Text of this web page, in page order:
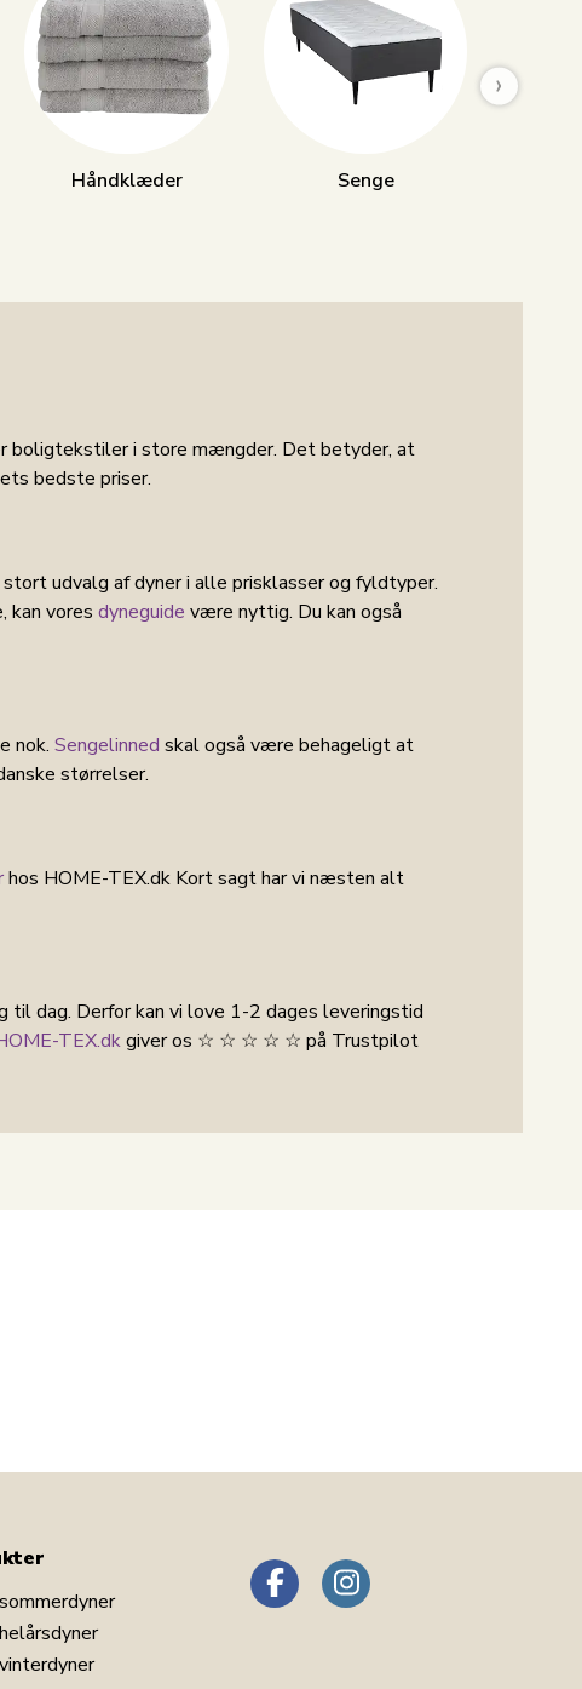
Håndklæder Senge
›
boligtekstiler i store mængder. Det betyder, at
bedste priser.
udvalg af dyner i alle prisklasser og fyldtyper.
kan vores dyneguide være nyttig. Du kan også
nok. Sengelinned skal også være behageligt at
størrelser.
hos HOME-TEX.dk Kort sagt har vi næsten alt
til dag. Derfor kan vi love 1-2 dages leveringstid
TEX.dkgiver os ☆ ☆ ☆ ☆ ☆ på Trustpilot